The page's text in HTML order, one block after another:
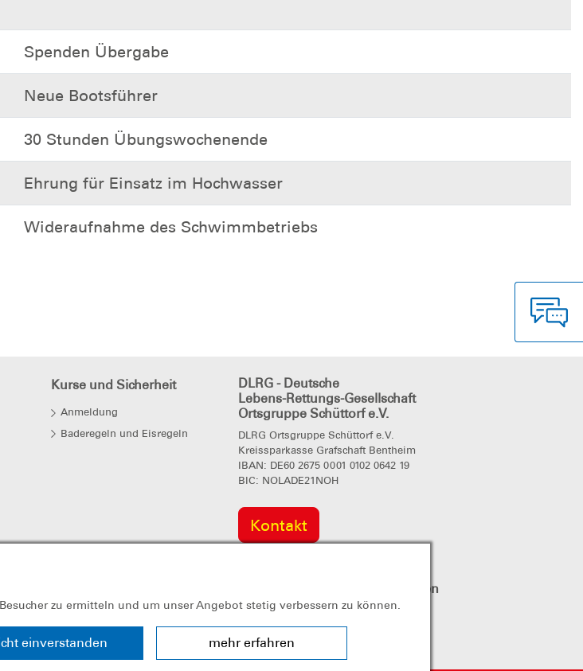
Spenden Übergabe
Neue Bootsführer
30 Stunden Übungswochenende
Ehrung für Einsatz im Hochwasser
Wideraufnahme des Schwimmbetriebs
zu ermitteln und um unser Angebot stetig verbessern zu können.
einverstanden mehr erfahren
Kurse und Sicherheit
Anmeldung
Baderegeln und Eisregeln
DLRG - Deutsche
Lebens-Rettungs-Gesellschaft
Ortsgruppe Schüttorf e.V.
DLRG Ortsgruppe Schüttorf e.V.
Kreissparkasse Grafschaft Bentheim
IBAN: DE60 2675 0001 0102 0642 19
BIC: NOLADE21NOH
Kontakt
in den sozialen Netzwerken